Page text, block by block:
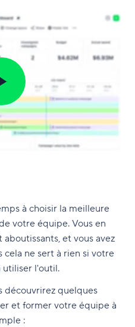
à choisir la meilleure
votre équipe. Vous en
et vous avez
cela ne sert à rien si votre
utiliser l'outil.
découvrirez quelques
et former votre équipe à
: